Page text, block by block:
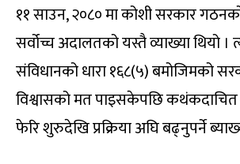
११ साउन, २०८० मा कोशी सरकार
सर्वोच्च अदालतको यस्तै व्याख्या थियो ।
संविधानको धारा १६८(५) बमोजिमको
विश्वासको मत पाइसकेपछि
फेरि शुरुदेखि प्रक्रिया अघि बढ्नुपर्ने